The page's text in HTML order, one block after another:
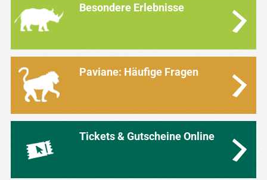
Besondere Erlebnisse
Paviane: Häufige Fragen
Tickets & Gutscheine Online